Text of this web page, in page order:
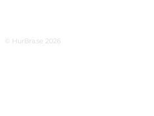
© HurBra.se 2026